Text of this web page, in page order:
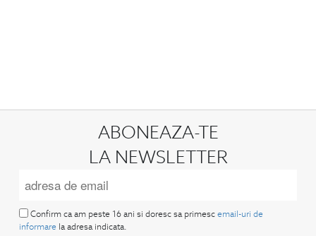
ABONEAZA-TE
LA NEWSLETTER
Confirm ca am peste 16 ani si doresc sa primesc email-uri de
informare la adresa indicata.